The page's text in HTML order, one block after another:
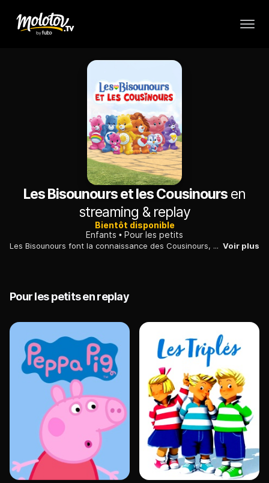
Les Bisounours et les Cousinours en
streaming & replay
Bientôt disponible
Enfants
Pour les petits
Les Bisounours font la connaissance des Cousinours, qui leur font découvrir les Coeurs tout doux. Toucurieux ne semble pas très intéressée... Voir plus
Pour les petits en replay